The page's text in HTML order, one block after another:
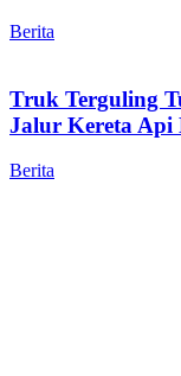
Berita
Truk Terguling
Jalur Kereta Api
Berita